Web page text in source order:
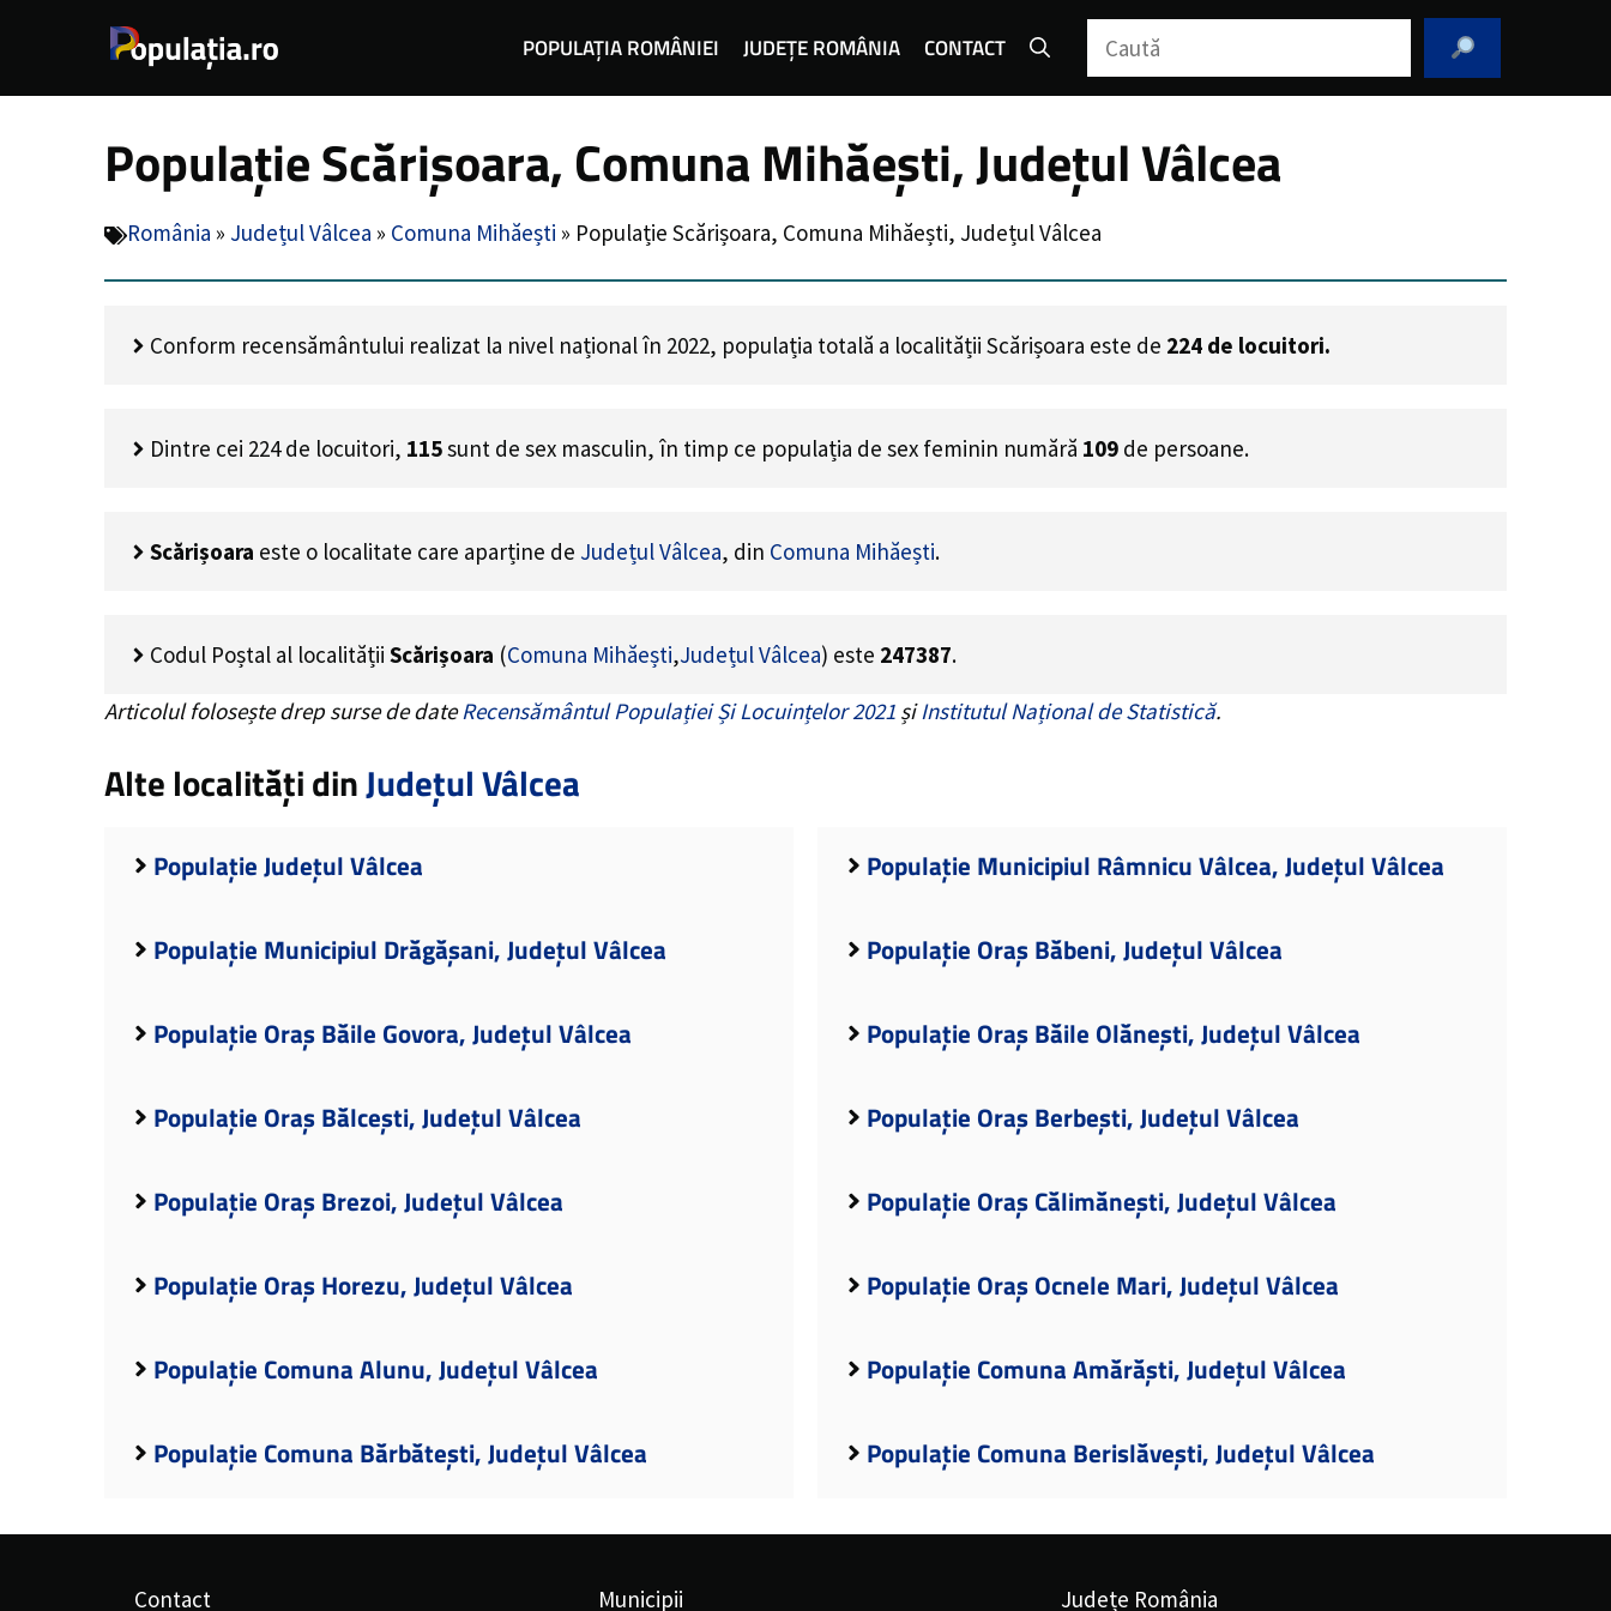
POPULAȚIA ROMÂNIEI JUDEȚE ROMÂNIA CONTACT Caută
Populație Scărișoara, Comuna Mihăești, Județul Vâlcea
România » Județul Vâlcea » Comuna Mihăești » Populație Scărișoara, Comuna Mihăești, Județul Vâlcea
Conform recensământului realizat la nivel național în 2022, populația totală a localității Scărișoara este de 224 de locuitori.
Dintre cei 224 de locuitori, 115sunt de sex masculin, în timp ce populația de sex feminin numără 109 de persoane.
Scărișoara este o localitate care aparține de Județul Vâlcea, din Comuna Mihăești.
Codul Poștal al localității Scărișoara (Comuna Mihăești,Județul Vâlcea) este 247387.
Articolul folosește drep surse de dateRecensământul Populației Și Locuințelor 2021 șiInstitutul Național de Statistică.
Alte localități dinJudețul Vâlcea
Populație Județul Vâlcea Populație Municipiul Râmnicu Vâlcea, Județul Vâlcea
Populație Municipiul Drăgășani, Județul Vâlcea Populație Oraș Băbeni, Județul Vâlcea
Populație Oraș Băile Govora, Județul Vâlcea Populație Oraș Băile Olănești, Județul Vâlcea
Populație Oraș Bălcești, Județul Vâlcea Populație Oraș Berbești, Județul Vâlcea
Populație Oraș Brezoi, Județul Vâlcea Populație Oraș Călimănești, Județul Vâlcea
Populație Oraș Horezu, Județul Vâlcea Populație Oraș Ocnele Mari, Județul Vâlcea
Populație Comuna Alunu, Județul Vâlcea Populație Comuna Amărăști, Județul Vâlcea
Populație Comuna Bărbătești, Județul Vâlcea Populație Comuna Berislăvești, Județul Vâlcea
Contact Municipii Județe România